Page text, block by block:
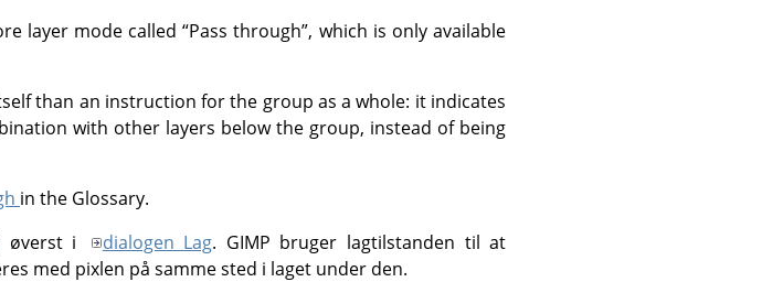
layer mode called“Pass through”, which is only available
than an instruction for the group as a whole: it indicates
with other layers below the group, instead of being
in the Glossary.
øverst i dialogen Lag. GIMP bruger lagtilstanden til at
med pixlen på samme sted i laget under den.